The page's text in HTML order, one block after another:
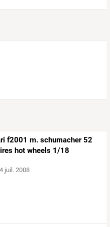
f2001 m. schumacher 52
hot wheels 1/18
juil. 2008